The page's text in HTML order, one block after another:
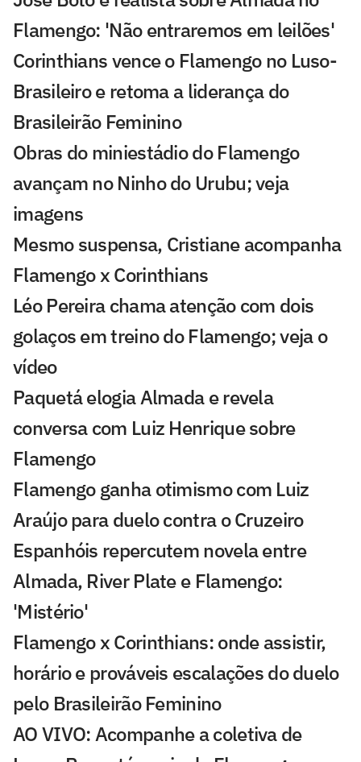
Flamengo: 'Não entraremos em leilões'
Corinthians vence o Flamengo no Luso-
Brasileiro e retoma a liderança do
Brasileirão Feminino
Obras do miniestádio do Flamengo
avançam no Ninho do Urubu; veja
imagens
Mesmo suspensa, Cristiane acompanha
Flamengo x Corinthians
Léo Pereira chama atenção com dois
golaços em treino do Flamengo; veja o
vídeo
Paquetá elogia Almada e revela
conversa com Luiz Henrique sobre
Flamengo
Flamengo ganha otimismo com Luiz
Araújo para duelo contra o Cruzeiro
Espanhóis repercutem novela entre
Almada, River Plate e Flamengo:
'Mistério'
Flamengo x Corinthians: onde assistir,
horário e prováveis escalações do duelo
pelo Brasileirão Feminino
AO VIVO: Acompanhe a coletiva de